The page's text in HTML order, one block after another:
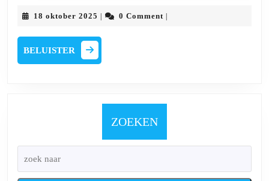
18 oktober 2025 18
2025
| 0 Comment |
BELUISTER
ZOEKEN